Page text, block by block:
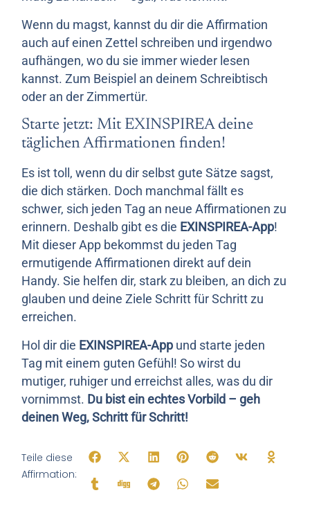
Wenn du magst, kannst du dir die Affirmation
auch auf einen Zettel schreiben und irgendwo
aufhängen, wo du sie immer wieder lesen
kannst. Zum Beispiel an deinem Schreibtisch
oder an der Zimmertür.
Starte jetzt: Mit EXINSPIREA deine
täglichen Affirmationen finden!
Es ist toll, wenn du dir selbst gute Sätze sagst,
die dich stärken. Doch manchmal fällt es
schwer, sich jeden Tag an neue Affirmationen zu
erinnern. Deshalb gibt es die EXINSPIREA-App!
Mit dieser App bekommst du jeden Tag
ermutigende Affirmationen direkt auf dein
Handy. Sie helfen dir, stark zu bleiben, an dich zu
glauben und deine Ziele Schritt für Schritt zu
erreichen.
Hol dir die EXINSPIREA-App und starte jeden
Tag mit einem guten Gefühl! So wirst du
mutiger, ruhiger und erreichst alles, was du dir
vornimmst. Du bist ein echtes Vorbild – geh
deinen Weg, Schritt für Schritt!
Teile diese
Affirmation: